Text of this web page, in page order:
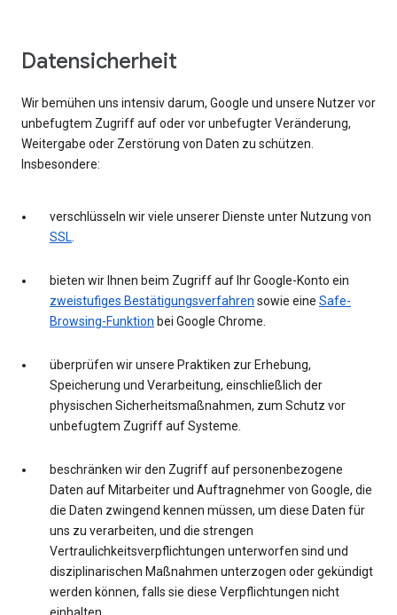
Datensicherheit
Wir bemühen uns intensiv darum, Google und unsere Nutzer vor
unbefugtem Zugriff auf oder vor unbefugter Veränderung,
Weitergabe oder Zerstörung von Daten zu schützen.
Insbesondere:
verschlüsseln wir viele unserer Dienste unter Nutzung von
SSL.
bieten wir Ihnen beim Zugriff auf Ihr Google-Konto ein
zweistufiges Bestätigungsverfahren sowie eine Safe-
Browsing-Funktion bei Google Chrome.
überprüfen wir unsere Praktiken zur Erhebung,
Speicherung und Verarbeitung, einschließlich der
physischen Sicherheitsmaßnahmen, zum Schutz vor
unbefugtem Zugriff auf Systeme.
beschränken wir den Zugriff auf personenbezogene
Daten auf Mitarbeiter und Auftragnehmer von Google, die
die Daten zwingend kennen müssen, um diese Daten für
uns zu verarbeiten, und die strengen
Vertraulichkeitsverpflichtungen unterworfen sind und
disziplinarischen Maßnahmen unterzogen oder gekündigt
werden können, falls sie diese Verpflichtungen nicht